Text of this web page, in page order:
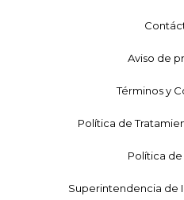
Aviso de
Términos y
Política de
Política
Superintendencia de